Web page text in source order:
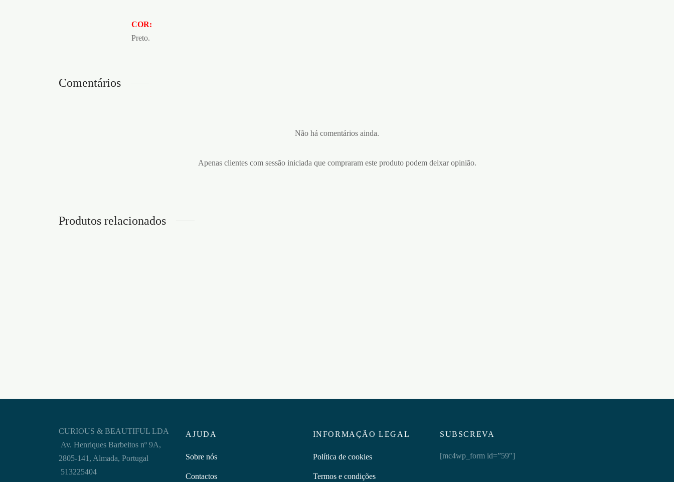
COR:
Preto.
Comentários
Não há comentários ainda.
Apenas clientes com sessão iniciada que compraram este produto podem deixar opinião.
Produtos relacionados
SUBSCREVA
[mc4wp_form id=”59″]
AJUDA
Sobre nós
Contactos
INFORMAÇÃO LEGAL
Política de cookies
Termos e condições
CURIOUS & BEAUTIFUL LDA
Av. Henriques Barbeitos nº 9A,
2805-141, Almada, Portugal
513225404